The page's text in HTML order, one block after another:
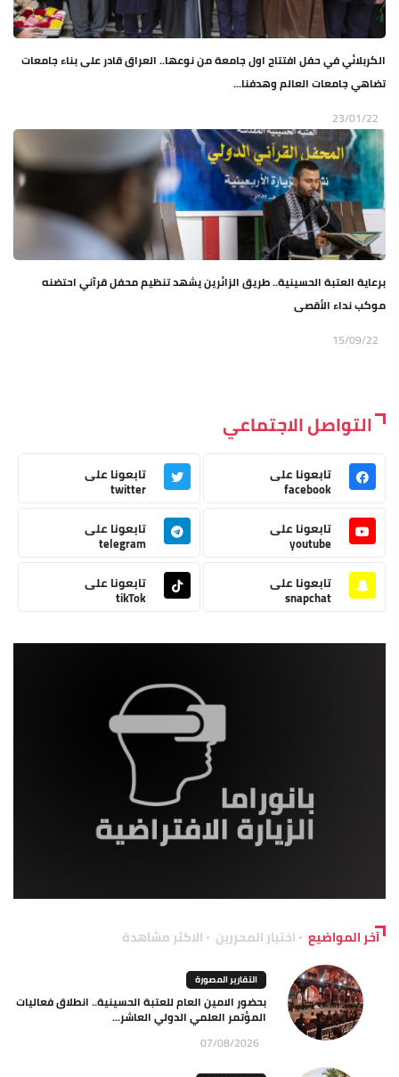
الكربلائي في حفل افتتاح اول جامعة من نوعها.. العراق قادر على بناء جامعات
تضاهي جامعات العالم وهدفنا...
23/01/22
برعاية العتبة الحسينية.. طريق الزائرين يشهد تنظيم محفل قرآني احتضنه
موكب نداء الأقصى
15/09/22
التواصل الاجتماعي
تابعونا على
facebook
تابعونا على
twitter
تابعونا على
youtube
تابعونا على
telegram
تابعونا على
snapchat
تابعونا على
tikTok
آخر المواضيع اختيار المحررين الاكثر مشاهدة
التقارير المصورة
بحضور الامين العام للعتبة الحسينية.. انطلاق فعاليات
المؤتمر العلمي الدولي العاشر...
07/08/2026